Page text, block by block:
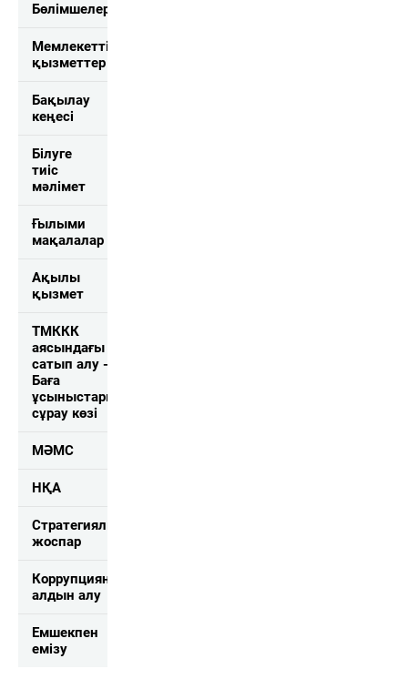
Бөлімшелер
Мемлекеттік
қызметтер
Бақылау
кеңесі
Білуге
тиіс
мәлімет
Ғылыми
мақалалар
Ақылы
қызмет
ТМККК
аясындағы
сатып алу -
Баға
ұсыныстарын
сұрау көзі
МӘМС
НҚА
Стратегиялық
жоспар
Коррупцияны
алдын алу
Емшекпен
емізу